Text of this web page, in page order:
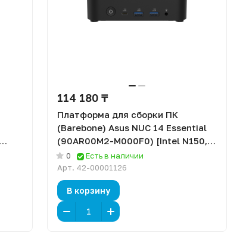
114 180 ₸
Платформа для сборки ПК
(Barebone) Asus NUC 14 Essential
(90AR00M2-M000F0) [Intel N150,
нет ОЗУ, DOS]
0
Есть в наличии
Арт. 42-00001126
В корзину